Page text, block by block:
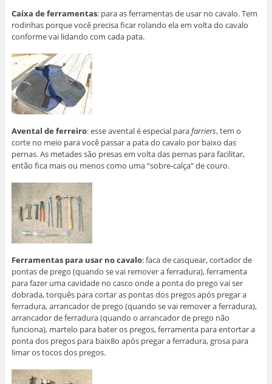
Caixa de ferramentas: para as ferramentas de usar no cavalo. Tem
rodinhas porque você precisa ficar rolando ela em volta do cavalo
conforme vai lidando com cada pata.
Avental de ferreiro: esse avental é especial parafarriers, tem o
corte no meio para você passar a pata do cavalo por baixo das
pernas. As metades são presas em volta das pernas para facilitar,
então fica mais ou menos como uma “sobre-calça” de couro.
Ferramentas para usar no cavalo: faca de casquear, cortador de
pontas de prego (quando se vai remover a ferradura), ferramenta
para fazer uma cavidade no casco onde a ponta do prego vai ser
dobrada, torquês para cortar as pontas dos pregos após pregar a
ferradura, arrancador de prego (quando se vai remover a ferradura),
arrancador de ferradura (quando o arrancador de prego não
funciona), martelo para bater os pregos, ferramenta para entortar a
ponta dos pregos para baix8o após pregar a ferradura, grosa para
limar os tocos dos pregos.